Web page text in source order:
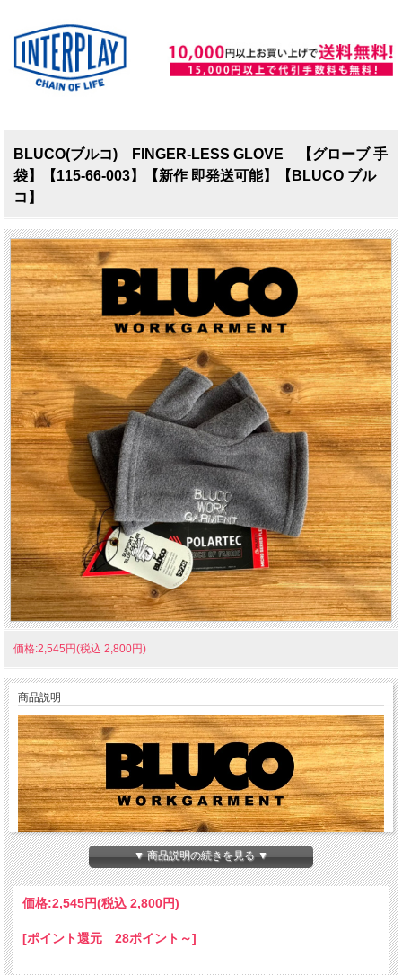
BLUCO(ブルコ) FINGER-LESS GLOVE 【グローブ 手
袋】【115-66-003】【新作 即発送可能】【BLUCO ブル
コ】
価格:2,545円(税込 2,800円)
商品説明
▼ 商品説明の続きを見る ▼
価格:2,545円(税込 2,800円)
[ポイント還元 28ポイント～]